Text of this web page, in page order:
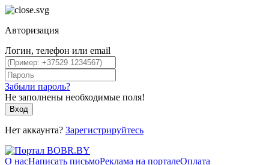
Авторизация
Логин, телефон или email
Забыли пароль?
Не заполнены необходимые поля!
Вход
Нет аккаунта? Зарегистрируйтесь
О насНаписать письмоРеклама на порталеОплата